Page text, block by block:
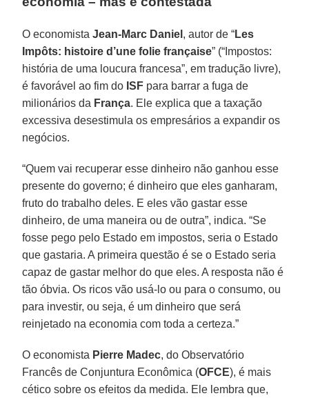
O economistaJean-Marc Daniel , autor de “Les
Impôts: histoire d’une folie française” (“Impostos:
história de uma loucura francesa”, em tradução livre),
é favorável ao fim do ISF para barrar a fuga de
milionários da França. Ele explica que a taxação
excessiva desestimula os empresários a expandir os
negócios.
“Quem vai recuperar esse dinheiro não ganhou esse
presente do governo; é dinheiro que eles ganharam,
fruto do trabalho deles. E eles vão gastar esse
dinheiro, de uma maneira ou de outra”, indica. “Se
fosse pego pelo Estado em impostos, seria o Estado
que gastaria. A primeira questão é se o Estado seria
capaz de gastar melhor do que eles. A resposta não é
tão óbvia. Os ricos vão usá-lo ou para o consumo, ou
para investir, ou seja, é um dinheiro que será
reinjetado na economia com toda a certeza.”
O economista Pierre Madec, do Observatório
Francês de Conjuntura Econômica (OFCE), é mais
cético sobre os efeitos da medida. Ele lembra que,